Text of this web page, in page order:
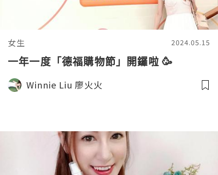
女生 2024.05.15
一年一度「德福購物節」開鑼啦 🥳
Winnie Liu 廖火火